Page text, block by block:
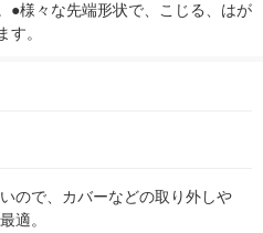
●様々な先端形状で、こじる、はが
す。
ので、カバーなどの取り外しや
適。